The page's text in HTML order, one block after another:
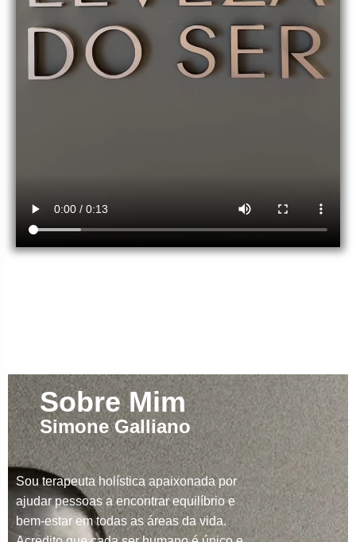
Sobre Mim
Simone Galliano
Sou terapeuta holística apaixonada por
ajudar pessoas a encontrar equilíbrio e
bem-estar em todas as áreas da vida.